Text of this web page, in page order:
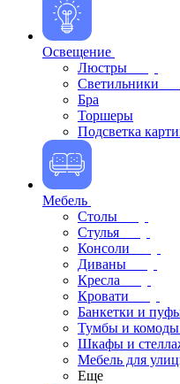
Освещение
Люстры
Светильники
Бра
Торшеры
Подсветка
Мебель
Столы
Стулья
Консоли
Диваны
Кресла
Кровати
Банкетки и
Тумбы и комоды
Шкафы и
Мебель для
Еще